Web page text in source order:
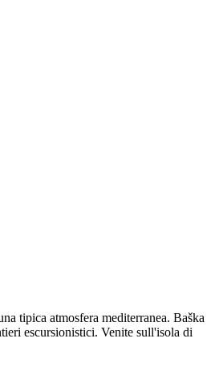
tipica atmosfera mediterranea. Baška
escursionistici. Venite sull'isola di